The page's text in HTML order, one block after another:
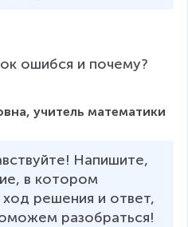
ошибся и почему?
учитель математики
Напишите,
в котором
решения и ответ,
разобраться!